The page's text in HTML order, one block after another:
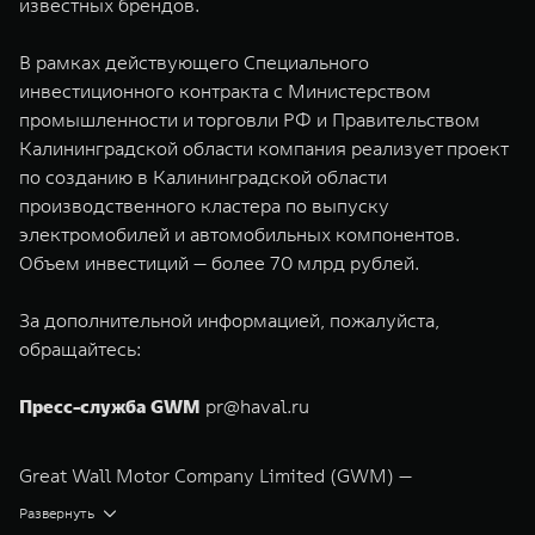
известных брендов.
В рамках действующего Специального
инвестиционного контракта с Министерством
промышленности и торговли РФ и Правительством
Калининградской области компания реализует проект
по созданию в Калининградской области
производственного кластера по выпуску
электромобилей и автомобильных компонентов.
Объем инвестиций — более 70 млрд рублей.
За дополнительной информацией, пожалуйста,
обращайтесь:
Пресс-служба GWM pr@haval.ru
Great Wall Motor Company Limited (GWM) —
глобальный производитель внедорожников,
Развернуть